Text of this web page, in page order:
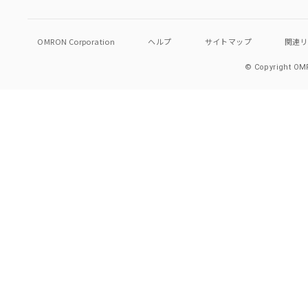
OMRON Corporation ヘルプ サイトマップ 関連
© Copyright